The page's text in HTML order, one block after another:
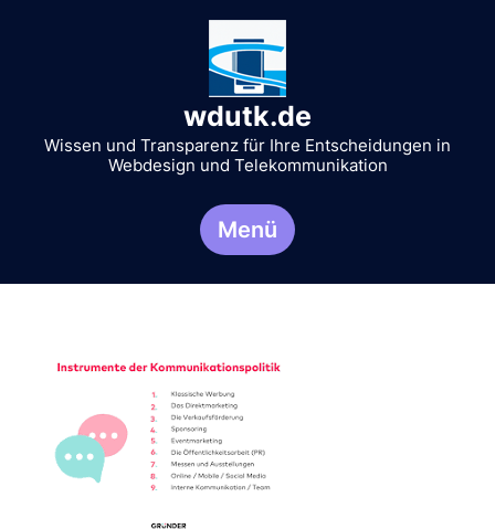
wdutk.de
Wissen und Transparenz für Ihre Entscheidungen in
Webdesign und Telekommunikation
Menü